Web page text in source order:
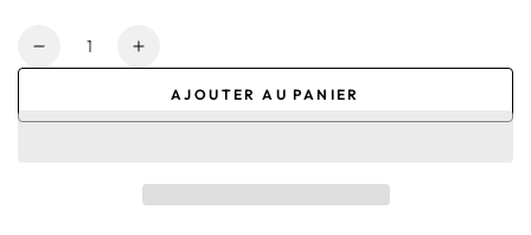
Quantité
Réduire
Augmenter
quantité
jonc
Japonais
AJOUTER AU PANIER